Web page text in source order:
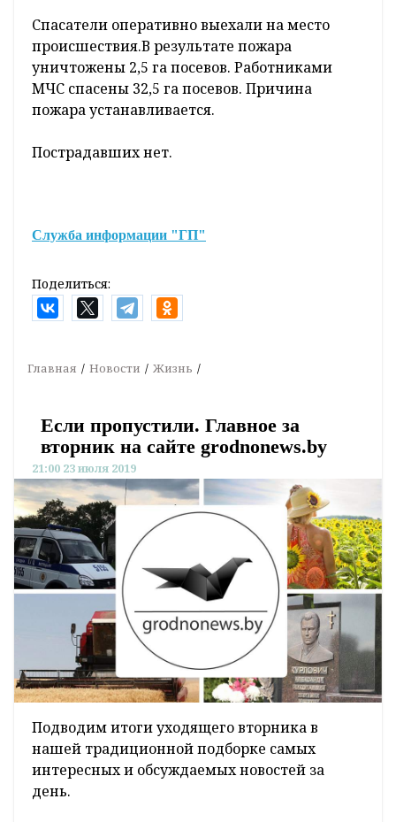
Спасатели оперативно выехали на место
происшествия.В результате пожара
уничтожены 2,5 га посевов. Работниками
МЧС спасены 32,5 га посевов. Причина
пожара устанавливается.
Пострадавших нет.
Служба информации "ГП"
Поделиться:
Главная Новости Жизнь
Если пропустили. Главное за
вторник на сайте grodnonews.by
21:00 23 июля 2019
Подводим итоги уходящего вторника в
нашей традиционной подборке самых
интересных и обсуждаемых новостей за
день.